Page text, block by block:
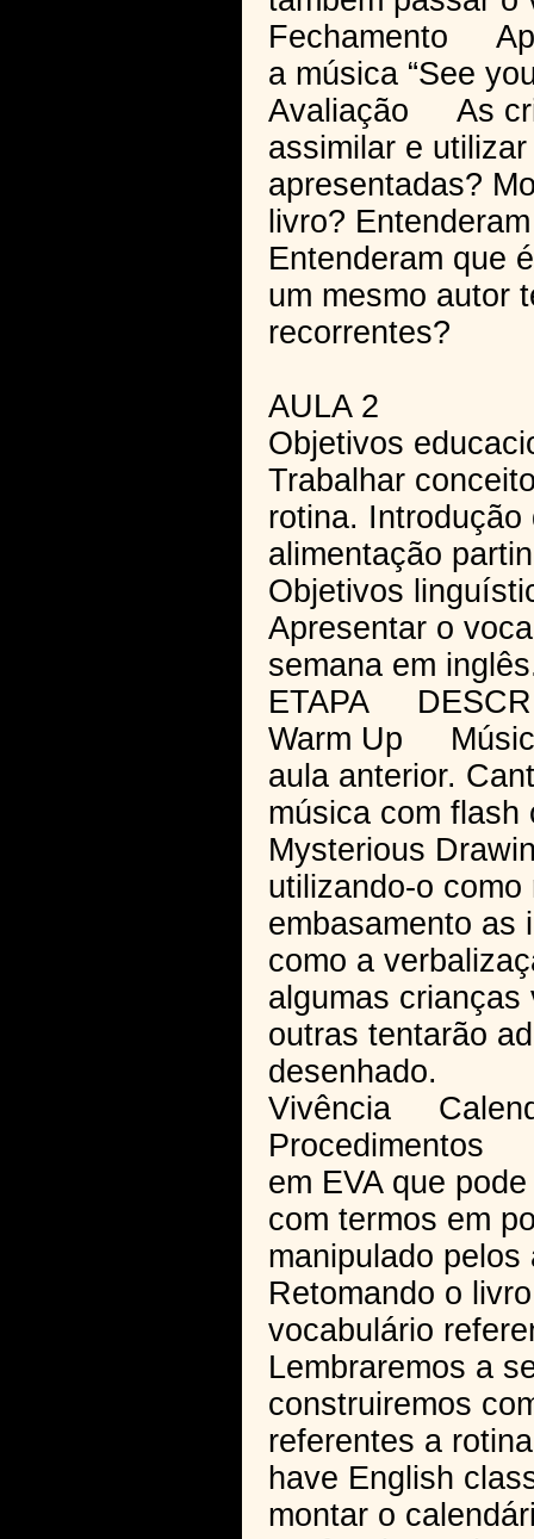
Fechamento
a música “See
Avaliação As
assimilar e
apresentadas?
livro?
Entenderam que
um mesmo autor
recorrentes?
AULA 2
Objetivos
Trabalhar
rotina.
alimentação
Objetivos
Apresentar o
semana em
ETAPA
Warm Up
aula anterior.
música com flash
Mysterious
utilizando-o
embasamento as
como a
algumas
outras tentarão
desenhado.
Vivência
Procedimentos
em EVA que
com termos em
manipulado pelos
Retomando o
vocabulário
Lembraremos a
construiremos
referentes a
have English
montar o